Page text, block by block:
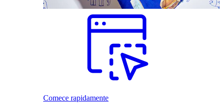
Comece rapidamente